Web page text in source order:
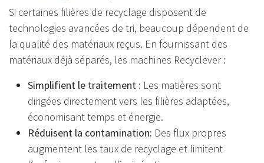
Si certaines filières de recyclage disposent de
technologies avancées de tri, beaucoup dépendent de
la qualité des matériaux reçus. En fournissant des
matériaux déjà séparés, les machines Recyclever :
Simplifient le traitement : Les matières sont
dirigées directement vers les filières adaptées,
économisant temps et énergie.
Réduisent la contamination: Des flux propres
augmentent les taux de recyclage et limitent